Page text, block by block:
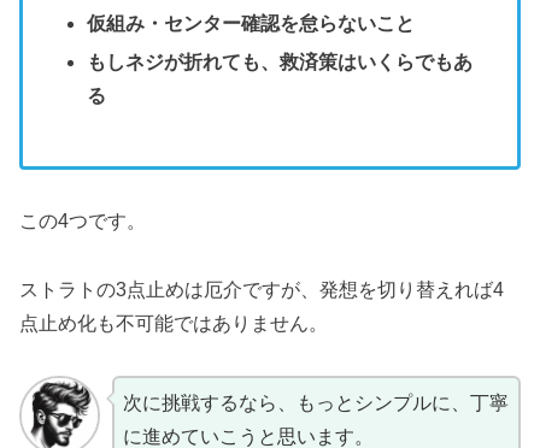
仮組み・センター確認を怠らないこと
もしネジが折れても、救済策はいくらでもあ
る
この4つです。
ストラトの3点止めは厄介ですが、発想を切り替えれば4
点止め化も不可能ではありません。
次に挑戦するなら、もっとシンプルに、丁寧
に進めていこうと思います。